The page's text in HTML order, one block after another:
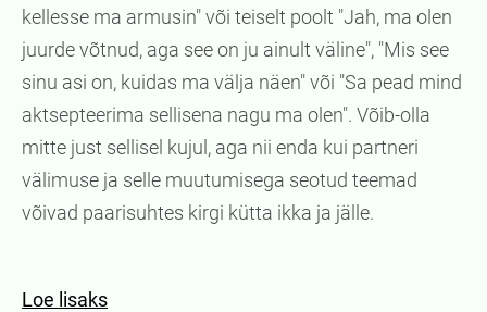
kellesse ma armusin" või teiselt poolt "Jah, ma olen
juurde võtnud, aga see on ju ainult väline", "Mis see
sinu asi on, kuidas ma välja näen" või "Sa pead mind
aktsepteerima sellisena nagu ma olen". Võib-olla
mitte just sellisel kujul, aga nii enda kui partneri
välimuse ja selle muutumisega seotud teemad
võivad paarisuhtes kirgi kütta ikka ja jälle.
Loe lisaks